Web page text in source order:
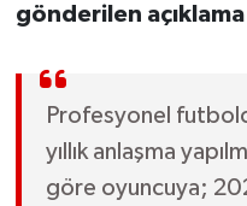
gönderilen
Profesyonel
yıllık anlaşma
göre oyuncuya;